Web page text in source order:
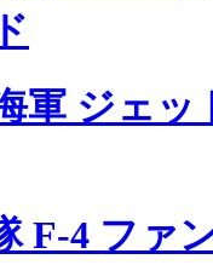
軍 ジェッ
F-4 ファ